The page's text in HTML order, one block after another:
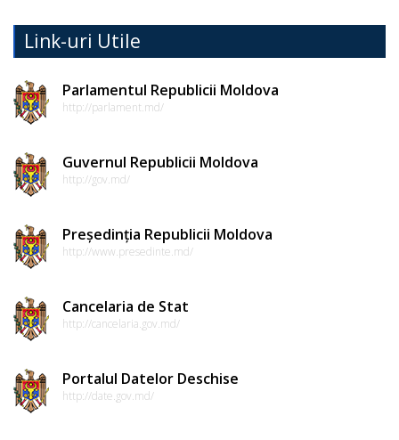
informare
Transparență
decizională
Dispozițiile
președintelui
Consultări
publice
Inițierea
proiectelor
de
Link-uri Utile
Parlamentul Republicii Moldova
http://parlament.md/
Guvernul Republicii Moldova
http://gov.md/
Președinția Republicii Moldova
http://www.presedinte.md/
Cancelaria de Stat
http://cancelaria.gov.md/
Portalul Datelor Deschise
http://date.gov.md/